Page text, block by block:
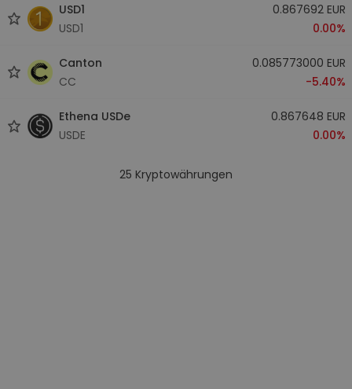
USD1
USD1
0.867692 EUR
0.00%
Canton
CC
0.085773000 EUR
-5.40%
Ethena USDe
USDE
0.867648 EUR
0.00%
25 Kryptowährungen